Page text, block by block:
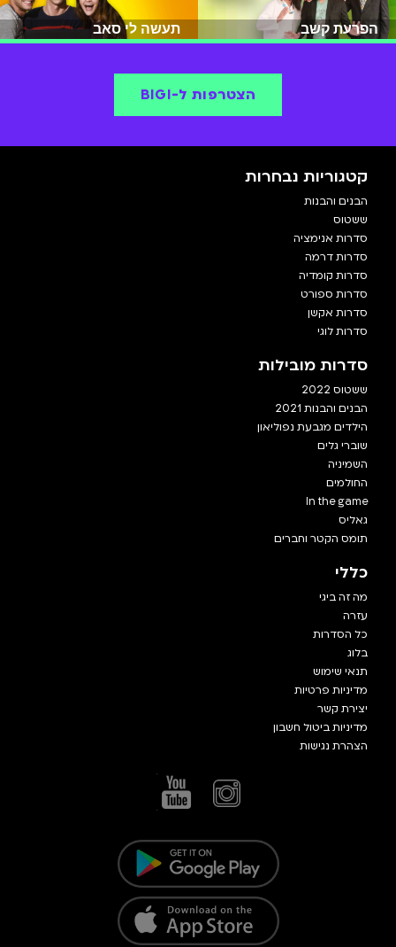
הפרעת קשב תעשה לי סאב
הצטרפות ל-BIGI
קטגוריות נבחרות
הבנים והבנות
ששטוס
סדרות אנימציה
סדרות דרמה
סדרות קומדיה
סדרות ספורט
סדרות אקשן
סדרות לוגי
סדרות מובילות
ששטוס 2022
הבנים והבנות 2021
הילדים מגבעת נפוליאון
שוברי גלים
השמיניה
החולמים
In the game
גאליס
תומס הקטר וחברים
כללי
מה זה ביגי
עזרה
כל הסדרות
בלוג
תנאי שימוש
מדיניות פרטיות
יצירת קשר
מדיניות ביטול חשבון
הצהרת נגישות